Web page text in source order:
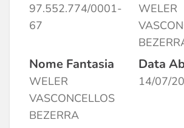
97.552.774/0001-
67
WELER
Nome Fantasia
WELER
VASCONCELLOS
BEZERRA
Data
14/07/